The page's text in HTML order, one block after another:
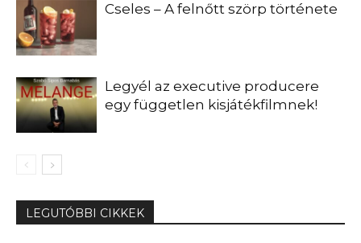
Cseles – A felnőtt szörp története
Legyél az executive producere
egy független kisjátékfilmnek!
LEGUTÓBBI CIKKEK